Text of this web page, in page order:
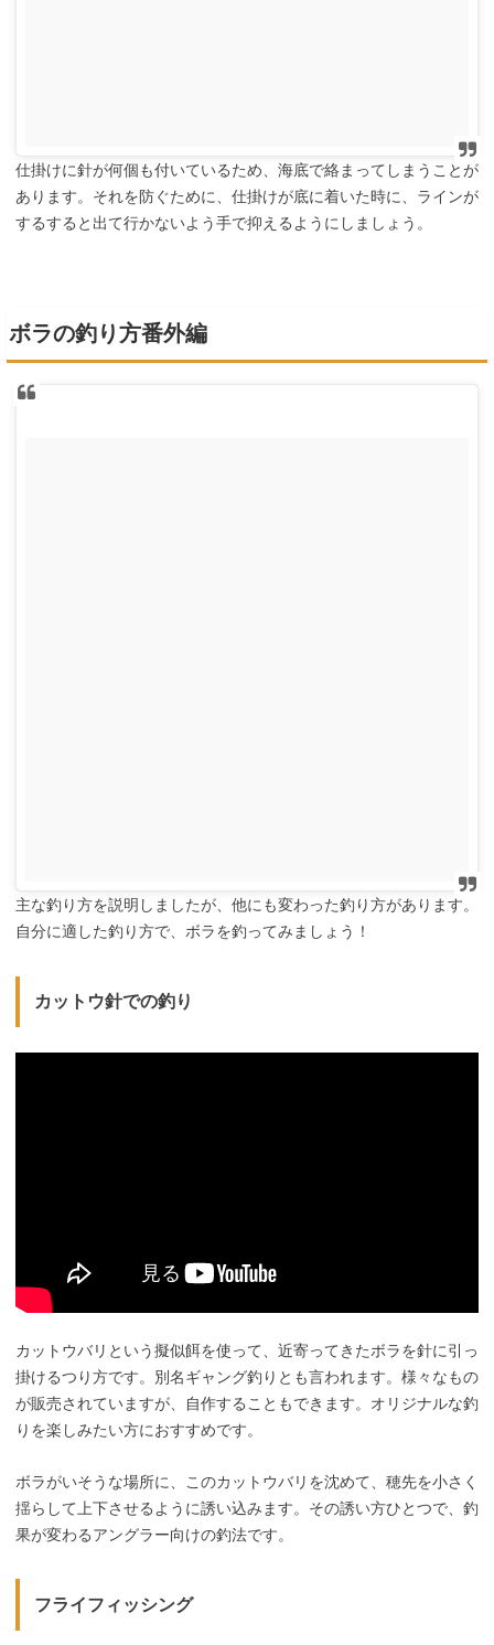
仕掛けに針が何個も付いているため、海底で絡まってしまうことが
あります。それを防ぐために、仕掛けが底に着いた時に、ラインが
するすると出て行かないよう手で抑えるようにしましょう。
ボラの釣り方番外編
主な釣り方を説明しましたが、他にも変わった釣り方があります。
自分に適した釣り方で、ボラを釣ってみましょう！
カットウ針での釣り
カットウバリという擬似餌を使って、近寄ってきたボラを針に引っ
掛けるつり方です。別名ギャング釣りとも言われます。様々なもの
が販売されていますが、自作することもできます。オリジナルな釣
りを楽しみたい方におすすめです。
ボラがいそうな場所に、このカットウバリを沈めて、穂先を小さく
揺らして上下させるように誘い込みます。その誘い方ひとつで、釣
果が変わるアングラー向けの釣法です。
フライフィッシング